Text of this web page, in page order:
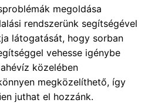
megoldása
rendszerünk segítségével
látogatását, hogy sorban
vehesse igénybe
közelében
megközelíthető, így
juthat el hozzánk.